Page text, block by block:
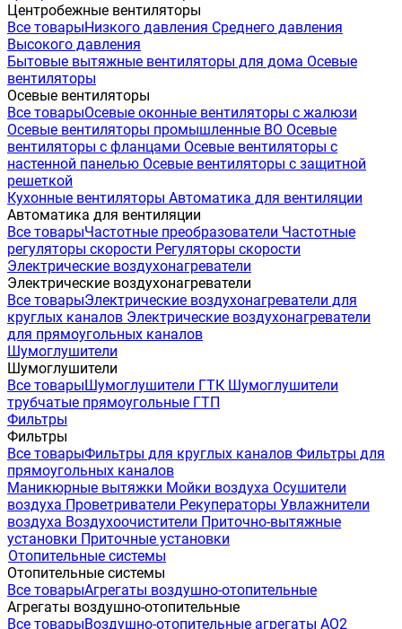
Центробежные вентиляторы
Все товарыНизкого давления Среднего давления
Высокого давления
Бытовые вытяжные вентиляторы для дома Осевые
вентиляторы
Осевые вентиляторы
Все товарыОсевые оконные вентиляторы с жалюзи
Осевые вентиляторы промышленные ВО Осевые
вентиляторы с фланцами Осевые вентиляторы с
настенной панелью Осевые вентиляторы с защитной
решеткой
Кухонные вентиляторы Автоматика для вентиляции
Автоматика для вентиляции
Все товарыЧастотные преобразователи Частотные
регуляторы скорости Регуляторы скорости
Электрические воздухонагреватели
Электрические воздухонагреватели
Все товарыЭлектрические воздухонагреватели для
круглых каналов Электрические воздухонагреватели
для прямоугольных каналов
Шумоглушители
Шумоглушители
Все товарыШумоглушители ГТК Шумоглушители
трубчатые прямоугольные ГТП
Фильтры
Фильтры
Все товарыФильтры для круглых каналов Фильтры для
прямоугольных каналов
Маникюрные вытяжки Мойки воздуха Осушители
воздуха Проветриватели Рекуператоры Увлажнители
воздуха Воздухоочистители Приточно-вытяжные
установки Приточные установки
Отопительные системы
Отопительные системы
Все товарыАгрегаты воздушно-отопительные
Агрегаты воздушно-отопительные
Все товарыВоздушно-отопительные агрегаты АО2